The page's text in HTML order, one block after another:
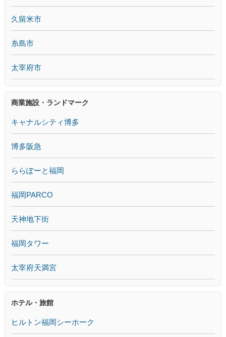
久留米市
糸島市
太宰府市
商業施設・ランドマーク
キャナルシティ博多
博多阪急
ららぽーと福岡
福岡PARCO
天神地下街
福岡タワー
太宰府天満宮
ホテル・旅館
ヒルトン福岡シーホーク